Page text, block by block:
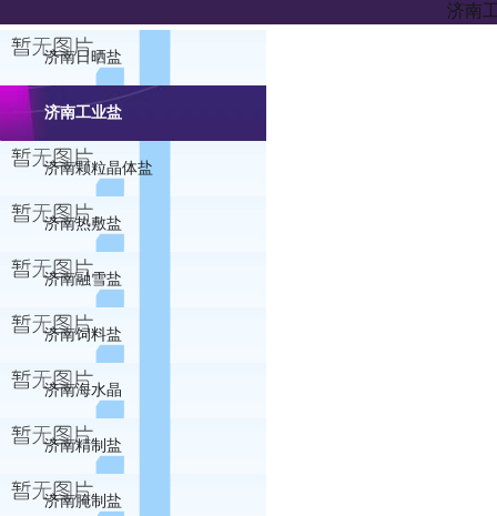
济南日晒盐
济南工业盐
济南颗粒晶体盐
济南热敷盐
济南融雪盐
济南饲料盐
济南海水晶
济南精制盐
济南腌制盐
济南